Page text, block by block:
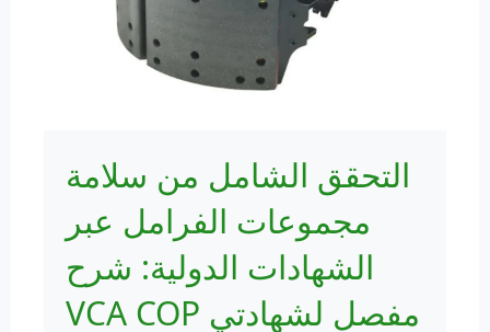
التحقق الشامل من سلامة
مجموعات الفرامل عبر
الشهادات الدولية: شرح
مفصل لشهادتي VCA COP